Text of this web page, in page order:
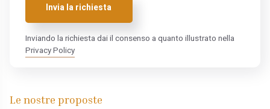
Invia la richiesta
Inviando la richiesta dai il consenso a quanto illustrato nella
Privacy Policy
Le nostre proposte